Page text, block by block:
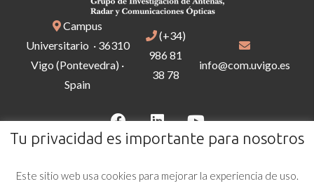
Campus
Universitario · 36310
Vigo (Pontevedra) ·
Spain
(+34)
986 81
38 78
info@com.uvigo.es
AVISO LEGAL
Tu privacidad es importante para nosotros
Este sitio web usa cookies para mejorar la experiencia de uso.